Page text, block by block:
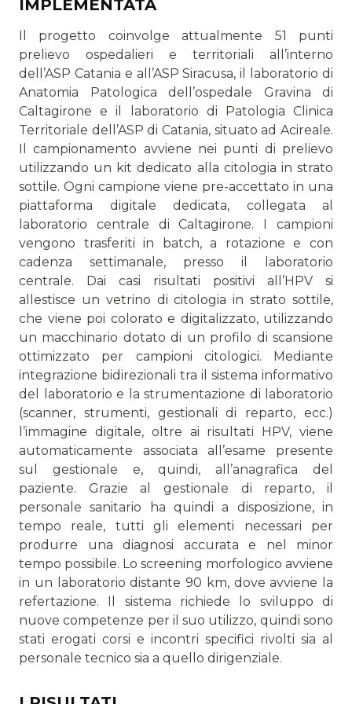
IMPLEMENTATA
Il progetto coinvolge attualmente 51 punti
prelievo ospedalieri e territoriali all’interno
dell’ASP Catania e all’ASP Siracusa, il laboratorio di
Anatomia Patologica dell’ospedale Gravina di
Caltagirone e il laboratorio di Patologia Clinica
Territoriale dell’ASP di Catania, situato ad Acireale.
Il campionamento avviene nei punti di prelievo
utilizzando un kit dedicato alla citologia in strato
sottile. Ogni campione viene pre-accettato in una
piattaforma digitale dedicata, collegata al
laboratorio centrale di Caltagirone. I campioni
vengono trasferiti in batch, a rotazione e con
cadenza settimanale, presso il laboratorio
centrale. Dai casi risultati positivi all’HPV si
allestisce un vetrino di citologia in strato sottile,
che viene poi colorato e digitalizzato, utilizzando
un macchinario dotato di un profilo di scansione
ottimizzato per campioni citologici. Mediante
integrazione bidirezionali tra il sistema informativo
del laboratorio e la strumentazione di laboratorio
(scanner, strumenti, gestionali di reparto, ecc.)
l’immagine digitale, oltre ai risultati HPV, viene
automaticamente associata all’esame presente
sul gestionale e, quindi, all’anagrafica del
paziente. Grazie al gestionale di reparto, il
personale sanitario ha quindi a disposizione, in
tempo reale, tutti gli elementi necessari per
produrre una diagnosi accurata e nel minor
tempo possibile. Lo screening morfologico avviene
in un laboratorio distante 90 km, dove avviene la
refertazione. Il sistema richiede lo sviluppo di
nuove competenze per il suo utilizzo, quindi sono
stati erogati corsi e incontri specifici rivolti sia al
personale tecnico sia a quello dirigenziale.